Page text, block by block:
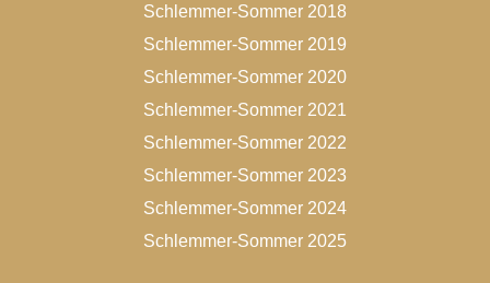
Schlemmer-Sommer 2018
Schlemmer-Sommer 2019
Schlemmer-Sommer 2020
Schlemmer-Sommer 2021
Schlemmer-Sommer 2022
Schlemmer-Sommer 2023
Schlemmer-Sommer 2024
Schlemmer-Sommer 2025